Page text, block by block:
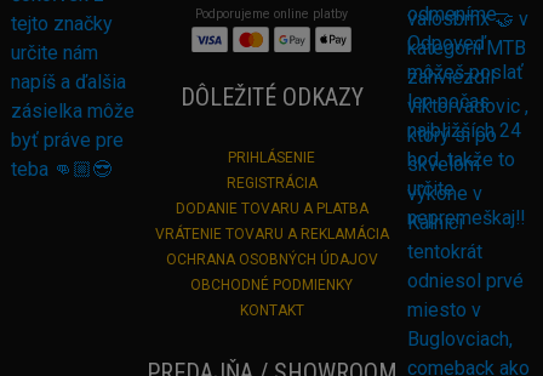
Podporujeme online platby
DÔLEŽITÉ ODKAZY
PRIHLÁSENIE
REGISTRÁCIA
DODANIE TOVARU A PLATBA
VRÁTENIE TOVARU A REKLAMÁCIA
OCHRANA OSOBNÝCH ÚDAJOV
OBCHODNÉ PODMIENKY
KONTAKT